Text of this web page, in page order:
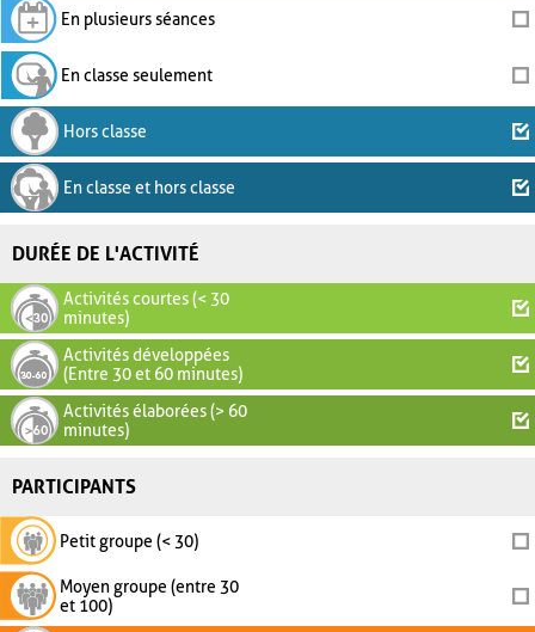
En plusieurs séances
En classe seulement
Hors classe
En classe et hors classe
DURÉE DE L'ACTIVITÉ
Activités courtes (< 30
minutes)
Activités développées
(Entre 30 et 60 minutes)
Activités élaborées (> 60
minutes)
PARTICIPANTS
Petit groupe (< 30)
Moyen groupe (entre 30
et 100)